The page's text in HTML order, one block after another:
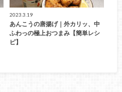
2023.3.19
あんこうの唐揚げ｜外カリッ、中
ふわっの極上おつまみ【簡単レシ
ピ】